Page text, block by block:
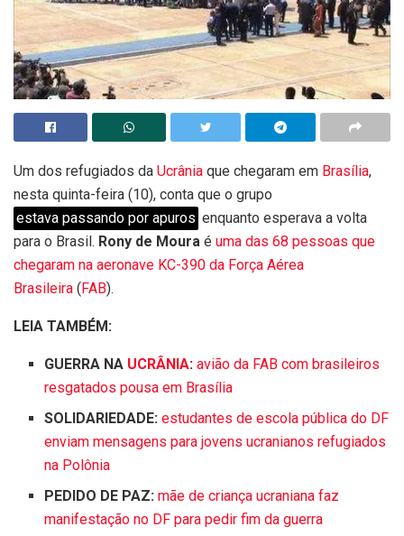
Um dos refugiados da Ucrânia que chegaram em Brasília,
nesta quinta-feira (10), conta que o grupo
estava passando por apuros enquanto esperava a volta
para o Brasil. Rony de Moura é uma das 68 pessoas que
chegaram na aeronave KC-390 da Força Aérea
Brasileira (FAB).
LEIA TAMBÉM:
GUERRA NA UCRÂNIA:avião da FAB com brasileiros
resgatados pousa em Brasília
SOLIDARIEDADE: estudantes de escola pública do DF
enviam mensagens para jovens ucranianos refugiados
na Polônia
PEDIDO DE PAZ:mãe de criança ucraniana faz
manifestação no DF para pedir fim da guerra